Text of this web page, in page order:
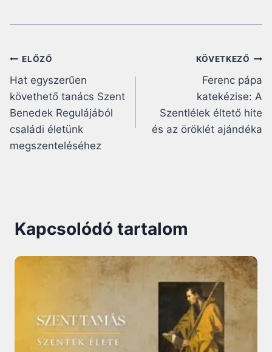
Bejegyzés
navigáció
ELŐZŐ
Hat egyszerűen
követhető tanács Szent
Benedek Regulájából
családi életünk
megszenteléséhez
KÖVETKEZŐ
Ferenc pápa
katekézise: A
Szentlélek éltető hite
és az öröklét ajándéka
Kapcsolódó tartalom